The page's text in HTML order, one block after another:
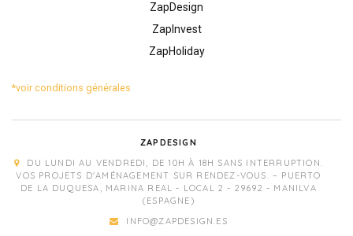
ZapDesign
ZapInvest
ZapHoliday
*voir conditions générales
ZAPDESIGN
DU LUNDI AU VENDREDI, DE 10H À 18H SANS INTERRUPTION.
VOS PROJETS D'AMÉNAGEMENT SUR RENDEZ-VOUS. – PUERTO
DE LA DUQUESA, MARINA REAL - LOCAL 2 - 29692 - MANILVA
(ESPAGNE)
INFO@ZAPDESIGN.ES